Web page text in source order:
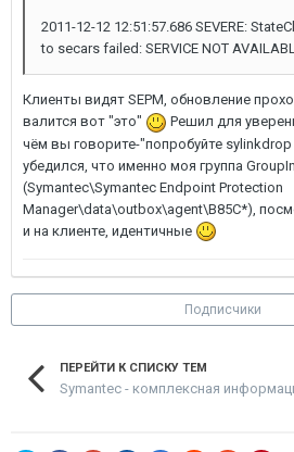
2011-12-12 12:51:57.686 SEVERE:
to secars failed: SERVICE NOT
Клиенты видят SEPM, обновление
валится вот "это"
Решил для
чём вы говорите-"попробуйте
убедился, что именно моя группа
(Symantec\Symantec Endpoint Protection
Manager\data\outbox\agent\B85C*),
и на клиенте, идентичные
Подписчики
ПЕРЕЙТИ К СПИСКУ ТЕМ
Symantec - комплексная